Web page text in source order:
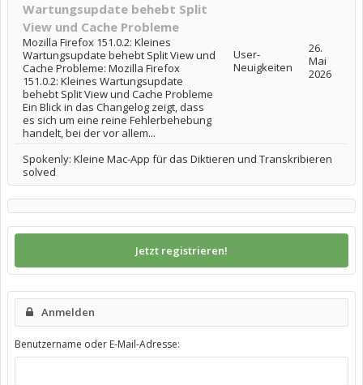
Wartungsupdate behebt Split
View und Cache Probleme
Mozilla Firefox 151.0.2: Kleines
Wartungsupdate behebt Split View und
Cache Probleme: Mozilla Firefox
151.0.2: Kleines Wartungsupdate
behebt Split View und Cache Probleme
Ein Blick in das Changelog zeigt, dass
es sich um eine reine Fehlerbehebung
handelt, bei der vor allem...
User-
Neuigkeiten
26.
Mai
2026
Spokenly: Kleine Mac-App für das Diktieren und Transkribieren
solved
Jetzt registrieren!
Anmelden
Benutzername oder E-Mail-Adresse: